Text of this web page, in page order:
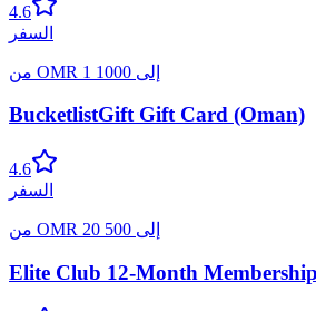
4.6
السفر
من OMR 1 إلى 1000
BucketlistGift Gift Card (Oman)
4.6
السفر
من OMR 20 إلى 500
Elite Club 12-Month